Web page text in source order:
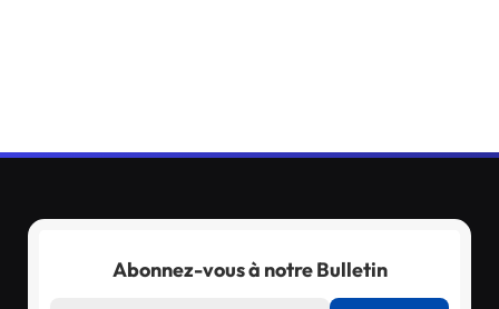
Abonnez-vous à notre Bulletin